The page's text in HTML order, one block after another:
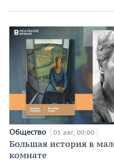
Общество 01 авг, 00:00
Большая история в
комнате